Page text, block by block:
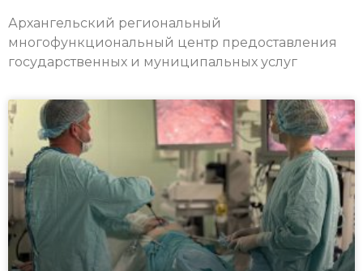
Архангельский региональный
многофункциональный центр предоставления
государственных и муниципальных услуг